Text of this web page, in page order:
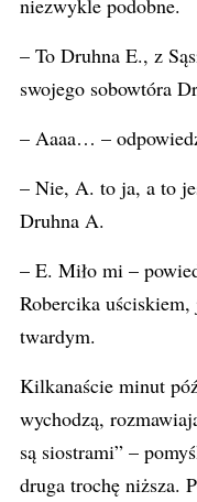
niezwykle podobne.
– To Druhna E., z
swojego sobowtóra
– Aaaa… –
– Nie, A. to ja, a to
Druhna A.
– E. Miło mi –
Robercika
twardym.
Kilkanaście minut
wychodzą,
są siostrami” –
druga trochę niższa.